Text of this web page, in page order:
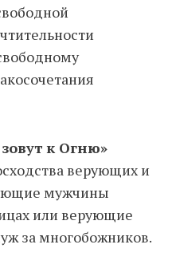
к Огню»
верующих и
мужчины
или верующие
за многобожников.